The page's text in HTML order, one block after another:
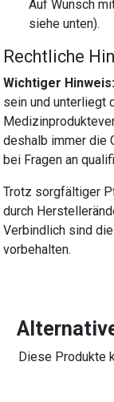
Auf Wunsch
siehe unten).
Rechtliche
Wichtiger Hinweis:
sein und unterliegt
deshalb immer die
bei Fragen an
Trotz sorgfältiger
durch
Verbindlich sind
vorbehalten.
Diese Produkte